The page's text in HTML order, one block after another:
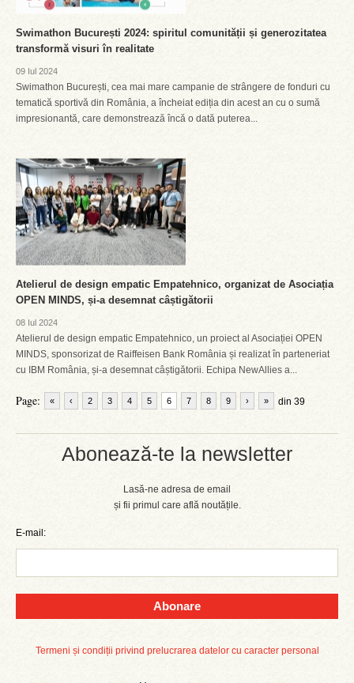
Abonează-te la newsletter
Lasă-ne adresa de email
și fii primul care află noutățile.
E-mail:
Abonare
Termeni și condiții privind prelucrarea datelor cu caracter personal
Swimathon București 2024: spiritul comunității și generozitatea
transformă visuri în realitate
09 Iul 2024
Swimathon București, cea mai mare campanie de strângere de fonduri cu
tematică sportivă din România, a încheiat ediția din acest an cu o sumă
impresionantă, care demonstrează încă o dată puterea...
Atelierul de design empatic Empatehnico, organizat de Asociația
OPEN MINDS, și-a desemnat câștigătorii
08 Iul 2024
Atelierul de design empatic Empatehnico, un proiect al Asociației OPEN
MINDS, sponsorizat de Raiffeisen Bank România și realizat în parteneriat
cu IBM România, și-a desemnat câștigătorii. Echipa NewAllies a...
Page: « ‹ 2 3 4 5 6 7 8 9 din 39
› »